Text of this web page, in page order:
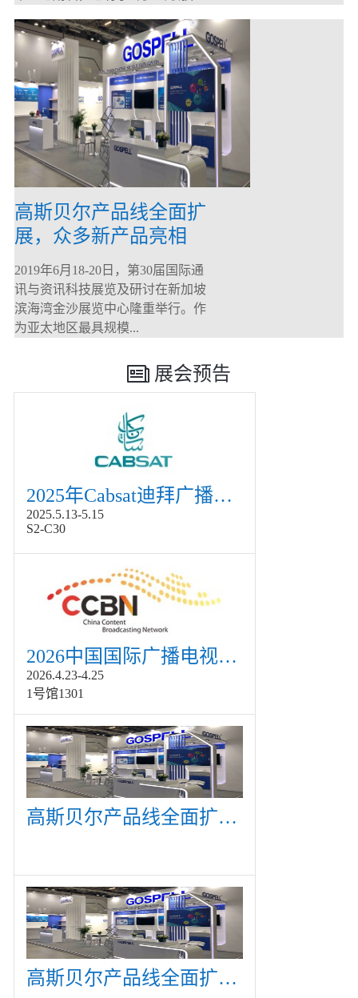
高斯贝尔产品线全面扩
展，众多新产品亮相
CommunicAsia 2019
2019年6月18-20日，第30届国际通
讯与资讯科技展览及研讨在新加坡
滨海湾金沙展览中心隆重举行。作
为亚太地区最具规模...
展会预告
2025年Cabsat迪拜广播电视展
2025.5.13-5.15
S2-C30
2026中国国际广播电视信息网络展览会展
2026.4.23-4.25
1号馆1301
高斯贝尔产品线全面扩展，众多新产品亮相CommunicAsia 2019
高斯贝尔产品线全面扩展，众多新产品亮相CommunicAsia 2019